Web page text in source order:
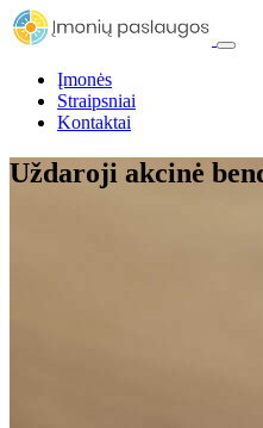
Įmonės
Straipsniai
Kontaktai
Uždaroji akcinė